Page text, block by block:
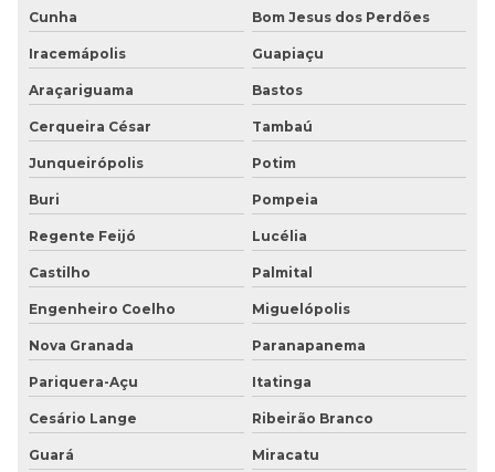
Cunha Bom Jesus dos Perdões
Iracemápolis Guapiaçu
Araçariguama Bastos
Cerqueira César Tambaú
Junqueirópolis Potim
Buri Pompeia
Regente Feijó Lucélia
Castilho Palmital
Engenheiro Coelho Miguelópolis
Nova Granada Paranapanema
Pariquera-Açu Itatinga
Cesário Lange Ribeirão Branco
Guará Miracatu